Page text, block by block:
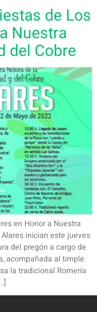
de Los
Nuestra
del Cobre
en Honor a Nuestra
inician este jueves
del pregón a cargo de
acompañada al timple
la tradicional Romería